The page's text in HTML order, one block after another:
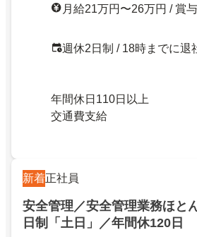
月給21万円〜26万円 / 賞
週休2日制 / 18時までに退
年間休日110日以上
交通費支給
新着正社員
安全管理／安全管理業務ほと
日制「土日」／年間休120日